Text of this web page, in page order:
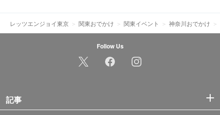
レッツエンジョイ東京 関東おでかけ 関東イベント 神奈川おでかけ
Follow Us
記事